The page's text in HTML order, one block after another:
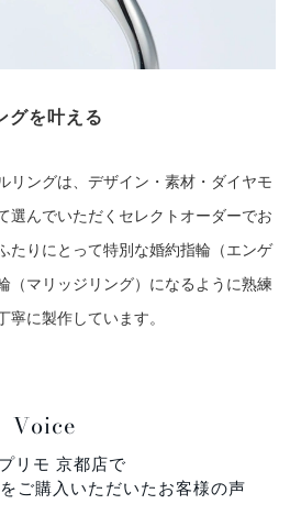
グを叶える
リングは、デザイン・素材・ダイヤモ
選んでいただくセレクトオーダーでお
たりにとって特別な婚約指輪（エンゲ
（マリッジリング）になるように熟練
寧に製作しています。
Voice
リモ 京都店で
ご購入いただいたお客様の声